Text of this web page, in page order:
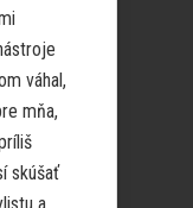
váhal,
mňa,
skúšať